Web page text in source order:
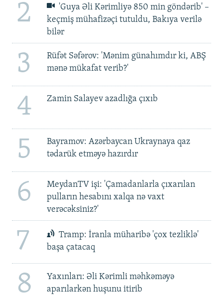
2
'Guya Əli Kərimliyə 850 min göndərib' –
keçmiş mühafizəçi tutuldu, Bakıya verilə
bilər
3
Rüfət Səfərov: 'Mənim günahımdır ki, ABŞ
mənə mükafat verib?'
4 Zamin Salayev azadlığa çıxıb
5
Bayramov: Azərbaycan Ukraynaya qaz
tədarük etməyə hazırdır
6
MeydanTV işi: 'Çamadanlarla çıxarılan
pulların hesabını xalqa nə vaxt
verəcəksiniz?'
7
Tramp: İranla müharibə 'çox tezliklə'
başa çatacaq
8
Yaxınları: Əli Kərimli məhkəməyə
aparılarkən huşunu itirib